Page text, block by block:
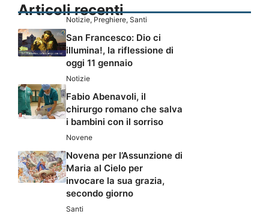
Articoli recenti
Notizie, Preghiere, Santi
San Francesco: Dio ci
illumina!, la riflessione di
oggi 11 gennaio
Notizie
Fabio Abenavoli, il
chirurgo romano che salva
i bambini con il sorriso
Novene
Novena per l’Assunzione di
Maria al Cielo per
invocare la sua grazia,
secondo giorno
Santi